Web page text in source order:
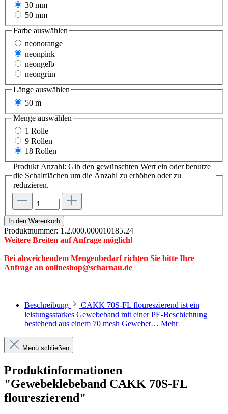
30 mm
50 mm
Farbe auswählen
neonorange
neonpink
neongelb
neongrün
Länge auswählen
50 m
Menge auswählen
1 Rolle
9 Rollen
18 Rollen
Produkt Anzahl: Gib den gewünschten Wert ein oder benutze
die Schaltflächen um die Anzahl zu erhöhen oder zu
reduzieren.
In den Warenkorb
Produktnummer: 1.2.000.000010185.24
Weitere Breiten auf Anfrage möglich!
Bei abweichendem Mengenbedarf richten Sie bitte Ihre
Anfrage an onlineshop@scharnau.de
Beschreibung
CAKK 70S-FL floureszierend ist ein
leistungsstarkes Gewebeband mit einer PE-Beschichtung
bestehend aus einem 70 mesh Gewebet… Mehr
Menü schließen
Produktinformationen
"Gewebeklebeband CAKK 70S-FL
floureszierend"